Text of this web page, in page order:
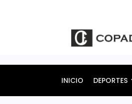
INICIO DEPORTES